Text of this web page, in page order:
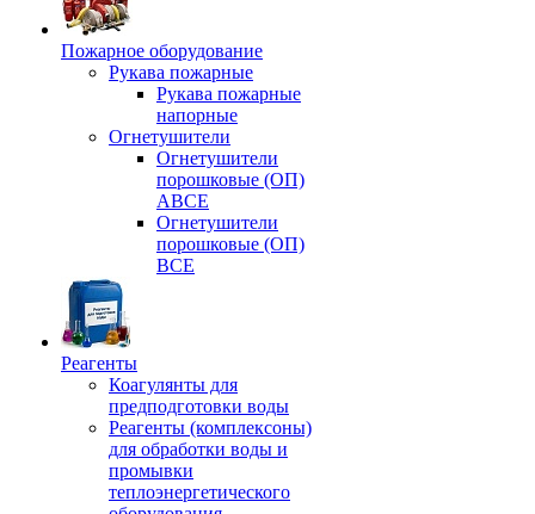
Пожарное оборудование
Рукава пожарные
Рукава пожарные
напорные
Огнетушители
Огнетушители
порошковые (ОП)
АВСЕ
Огнетушители
порошковые (ОП)
ВСЕ
Реагенты
Коагулянты для
предподготовки воды
Реагенты (комплексоны)
для обработки воды и
промывки
теплоэнергетического